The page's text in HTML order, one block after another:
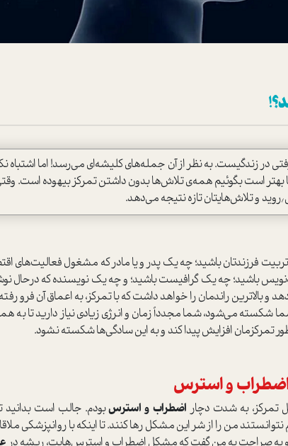
در زندگیست. به نظر از آن جمله‌های کلیشه‌ای می‌رسد! اما اشتباه
است بگوئیم همه‌ی تلاش‌ها بدون داشتن تمرکز بیهوده است. وقتی
فرزندتان باشید؛ چه یک پدر و یا مادر که مشغول فعالیت‌های
باشید؛ چه یک گرافیست باشید؛ و چه یک نویسنده که درحال
و بالاترین راندمان را خواهد داشت که با تمرکز، به اعماق آن فرو
شکسته می‌شود، شما مجدداً زمان و انرژی زیادی نیاز دارید تا به
تمرکزمان افزایش پیدا کند و به این سادگی‌ها شکسته نشود.
و استرس
تمرکز، به شدت دچار اضطراب و استرسبودم. جالب است
نتوانستند من را از شر این مشکل رها کنند. تا اینکه با روانپزشکی